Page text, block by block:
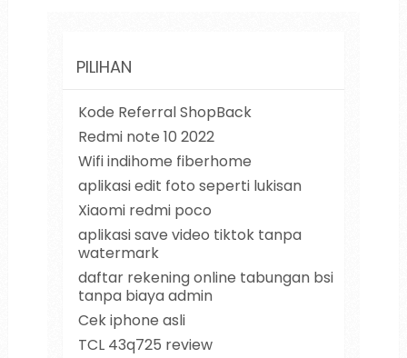
PILIHAN
Kode Referral ShopBack
Redmi note 10 2022
Wifi indihome fiberhome
aplikasi edit foto seperti lukisan
Xiaomi redmi poco
aplikasi save video tiktok tanpa
watermark
daftar rekening online tabungan bsi
tanpa biaya admin
Cek iphone asli
TCL 43q725 review